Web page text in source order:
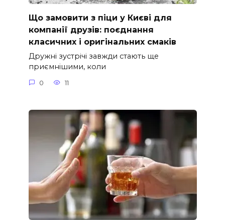
Що замовити з піци у Києві для
компанії друзів: поєднання
класичних і оригінальних смаків
Дружні зустрічі завжди стають ще
приємнішими, коли
0 11